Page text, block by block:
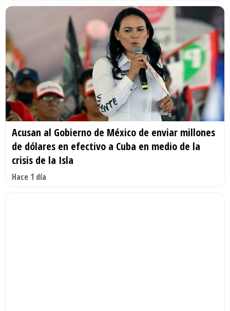
Acusan al Gobierno de México de enviar millones
de dólares en efectivo a Cuba en medio de la
crisis de la Isla
Hace 1 día